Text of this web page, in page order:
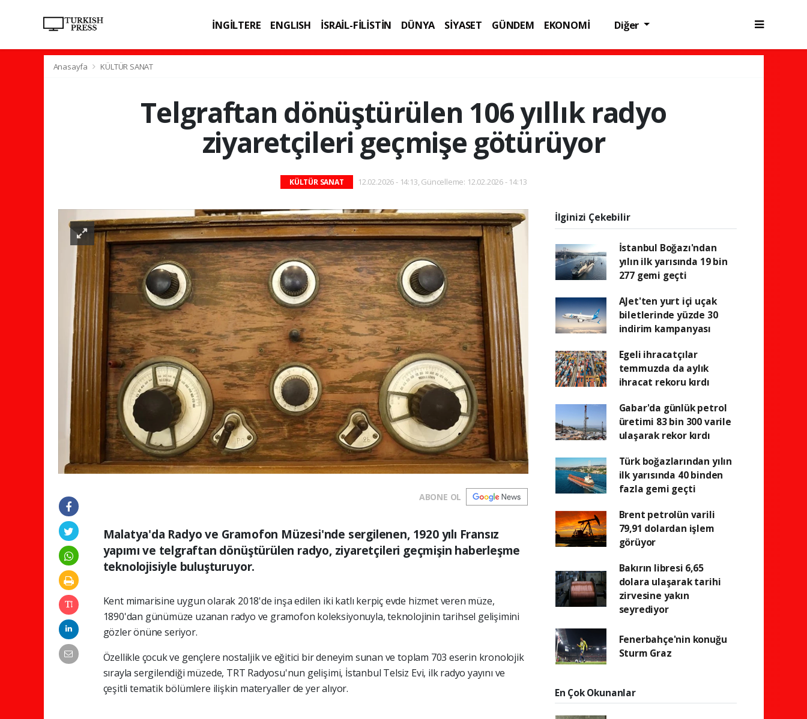
İNGİLTERE ENGLISH İSRAİL-FİLİSTİN DÜNYA SİYASET GÜNDEM
EKONOMİ
Diğer
Anasayfa KÜLTÜR SANAT
Telgraftan dönüştürülen 106 yıllık radyo
ziyaretçileri geçmişe götürüyor
KÜLTÜR SANAT 12.02.2026 - 14:13, Güncelleme: 12.02.2026 - 14:13
ABONE OL
Malatya'da Radyo ve Gramofon Müzesi'nde sergilenen, 1920 yılı Fransız
yapımı ve telgraftan dönüştürülen radyo, ziyaretçileri geçmişin haberleşme
teknolojisiyle buluşturuyor.
Kent mimarisine uygun olarak 2018'de inşa edilen iki katlı kerpiç evde hizmet veren müze,
1890'dan günümüze uzanan radyo ve gramofon koleksiyonuyla, teknolojinin tarihsel gelişimini
gözler önüne seriyor.
Özellikle çocuk ve gençlere nostaljik ve eğitici bir deneyim sunan ve toplam 703 eserin kronolojik
sırayla sergilendiği müzede, TRT Radyosu'nun gelişimi, İstanbul Telsiz Evi, ilk radyo yayını ve
çeşitli tematik bölümlere ilişkin materyaller de yer alıyor.
İlginizi Çekebilir
İstanbul Boğazı'ndan
yılın ilk yarısında 19 bin
277 gemi geçti
AJet'ten yurt içi uçak
biletlerinde yüzde 30
indirim kampanyası
Egeli ihracatçılar
temmuzda da aylık
ihracat rekoru kırdı
Gabar'da günlük petrol
üretimi 83 bin 300 varile
ulaşarak rekor kırdı
Türk boğazlarından yılın
ilk yarısında 40 binden
fazla gemi geçti
Brent petrolün varili
79,91 dolardan işlem
görüyor
Bakırın libresi 6,65
dolara ulaşarak tarihi
zirvesine yakın
seyrediyor
Fenerbahçe'nin konuğu
Sturm Graz
En Çok Okunanlar